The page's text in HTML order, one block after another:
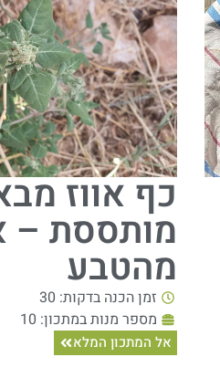
כף אווז
מותססת –
מהטבע
זמן הכנה בדקות: 30
מספר מנות במתכון: 10
אל המתכון המלא